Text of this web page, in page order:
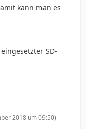
kann man es
SD-
2018 um 09:50)